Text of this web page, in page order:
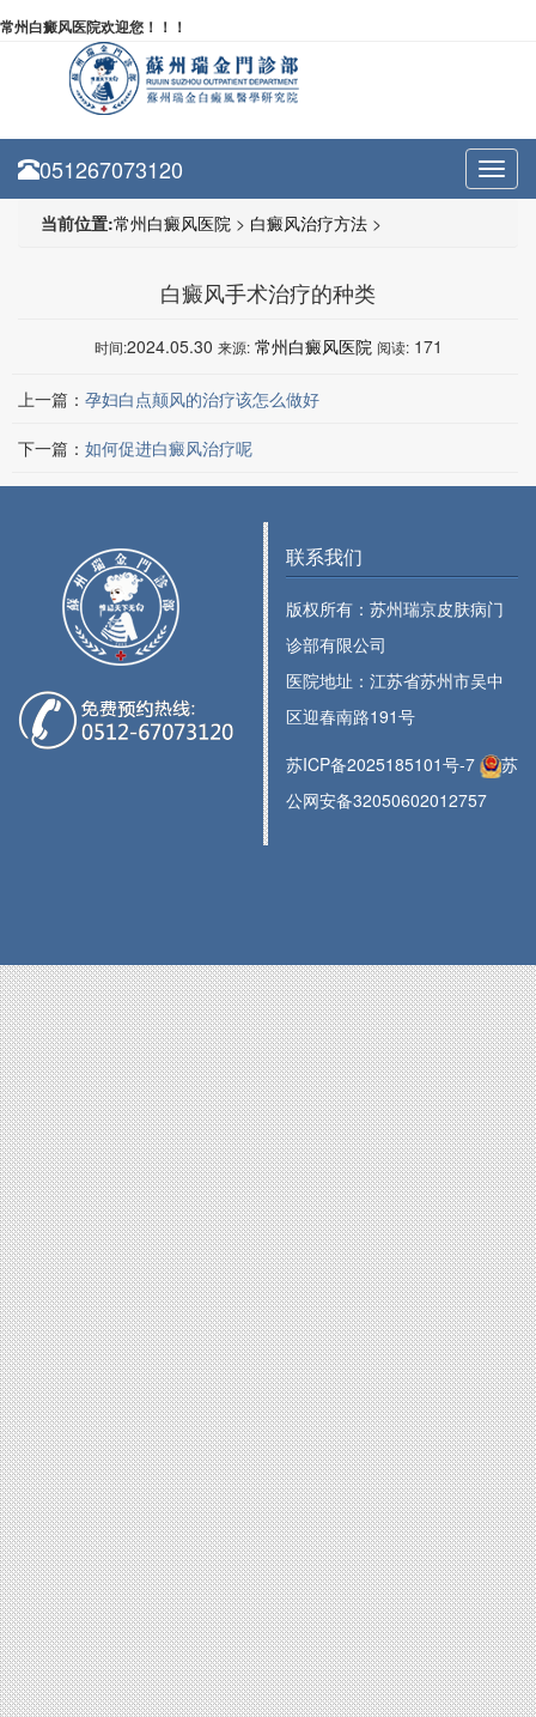
常州白癜风医院欢迎您！！！
051267073120
当前位置:常州白癜风医院 > 白癜风治疗方法 >
白癜风手术治疗的种类
时间:2024.05.30 来源: 常州白癜风医院 阅读: 171
上一篇： 孕妇白点颠风的治疗该怎么做好
下一篇： 如何促进白癜风治疗呢
联系我们
版权所有：苏州瑞京皮肤病门
诊部有限公司
医院地址：江苏省苏州市吴中
区迎春南路191号
苏ICP备2025185101号-7
苏
公网安备32050602012757